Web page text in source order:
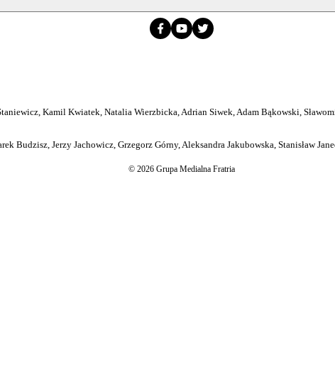
Kamil Kwiatek, Natalia Wierzbicka, Adrian Siwek, Adam Bąkowski,
Budzisz, Jerzy Jachowicz, Grzegorz Górny, Aleksandra Jakubowska, Stanisław
© 2026 Grupa Medialna Fratria